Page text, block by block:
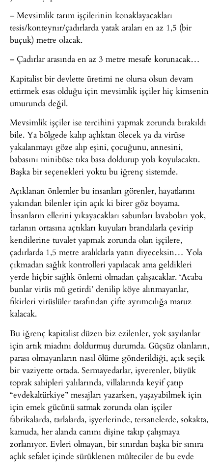
– Mevsimlik tarım işçilerinin konaklayacakları
tesis/konteynır/çadırlarda yatak araları en az 1,5 (bir
buçuk) metre olacak.
– Çadırlar arasında en az 3 metre mesafe korunacak…
Kapitalist bir devlette üretimi ne olursa olsun devam
ettirmek esas olduğu için mevsimlik işçiler hiç kimsenin
umurunda değil.
Mevsimlik işçiler ise tercihini yapmak zorunda bırakıldı
bile. Ya bölgede kalıp açlıktan ölecek ya da virüse
yakalanmayı göze alıp eşini, çocuğunu, annesini,
babasını minibüse tıka basa doldurup yola koyulacaktı.
Başka bir seçenekleri yoktu bu iğrenç sistemde.
Açıklanan önlemler bu insanları görenler, hayatlarını
yakından bilenler için açık ki birer göz boyama.
İnsanların ellerini yıkayacakları sabunları lavaboları yok,
tarlanın ortasına açtıkları kuyuları brandalarla çevirip
kendilerine tuvalet yapmak zorunda olan işçilere,
çadırlarda 1,5 metre aralıklarla yatın diyeceksin… Yola
çıkmadan sağlık kontrolleri yapılacak ama geldikleri
yerde hiçbir sağlık önlemi olmadan çalışacaklar. ‘Acaba
bunlar virüs mü getirdi’ denilip köye alınmayanlar,
fikirleri virüslüler tarafından çifte ayrımcılığa maruz
kalacak.
Bu iğrenç kapitalist düzen biz ezilenler, yok sayılanlar
için artık miadını doldurmuş durumda. Güçsüz olanların,
parası olmayanların nasıl ölüme gönderildiği, açık seçik
bir vaziyette ortada. Sermayedarlar, işverenler, büyük
toprak sahipleri yalılarında, villalarında keyif çatıp
“evdekaltürkiye” mesajları yazarken, yaşayabilmek için
için emek gücünü satmak zorunda olan işçiler
fabrikalarda, tarlalarda, işyerlerinde, tersanelerde, sokakta,
kamuda, her alanda canını dişine takıp çalışmaya
zorlanıyor. Evleri olmayan, bir sınırdan başka bir sınıra
açlık sefalet içinde sürüklenen mülteciler de bu evde